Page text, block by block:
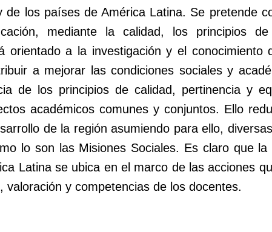
los países de América Latina. Se pretende
mediante la calidad, los principios de
orientado a la investigación y el conocimiento
a mejorar las condiciones sociales y
de los principios de calidad, pertinencia y
académicos comunes y conjuntos. Ello
de la región asumiendo para ello,
lo son las Misiones Sociales. Es claro que la
Latina se ubica en el marco de las acciones
valoración y competencias de los docentes.